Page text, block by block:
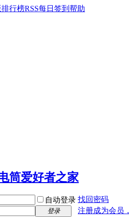
排行榜RSS每日签到 帮助
自动登录 找回密码
登录 注册成为会员